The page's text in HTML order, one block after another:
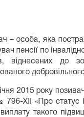
– особа, яка
пенсії по
віднесених до
2015 року
796-XII «Про статус
такого